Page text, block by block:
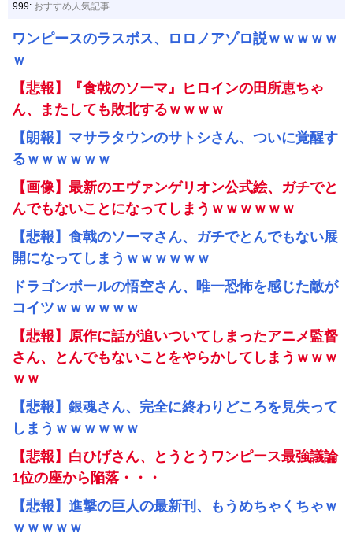
999: おすすめ人気記事
ワンピースのラスボス、ロロノアゾロ説ｗｗｗｗｗ
ｗ
【悲報】『食戟のソーマ』ヒロインの田所恵ちゃ
ん、またしても敗北するｗｗｗｗ
【朗報】マサラタウンのサトシさん、ついに覚醒す
るｗｗｗｗｗｗ
【画像】最新のエヴァンゲリオン公式絵、ガチでと
んでもないことになってしまうｗｗｗｗｗｗ
【悲報】食戟のソーマさん、ガチでとんでもない展
開になってしまうｗｗｗｗｗｗ
ドラゴンボールの悟空さん、唯一恐怖を感じた敵が
コイツｗｗｗｗｗｗ
【悲報】原作に話が追いついてしまったアニメ監督
さん、とんでもないことをやらかしてしまうｗｗｗ
ｗｗ
【悲報】銀魂さん、完全に終わりどころを見失って
しまうｗｗｗｗｗｗ
【悲報】白ひげさん、とうとうワンピース最強議論
1位の座から陥落・・・
【悲報】進撃の巨人の最新刊、もうめちゃくちゃｗ
ｗｗｗｗｗ